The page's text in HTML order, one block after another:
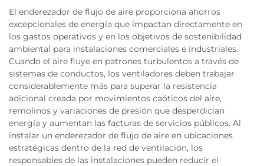
El enderezador de flujo de aire proporciona ahorros
excepcionales de energía que impactan directamente en
los gastos operativos y en los objetivos de sostenibilidad
ambiental para instalaciones comerciales e industriales.
Cuando el aire fluye en patrones turbulentos a través de
sistemas de conductos, los ventiladores deben trabajar
considerablemente más para superar la resistencia
adicional creada por movimientos caóticos del aire,
remolinos y variaciones de presión que desperdician
energía y aumentan las facturas de servicios públicos. Al
instalar un enderezador de flujo de aire en ubicaciones
estratégicas dentro de la red de ventilación, los
responsables de las instalaciones pueden reducir el